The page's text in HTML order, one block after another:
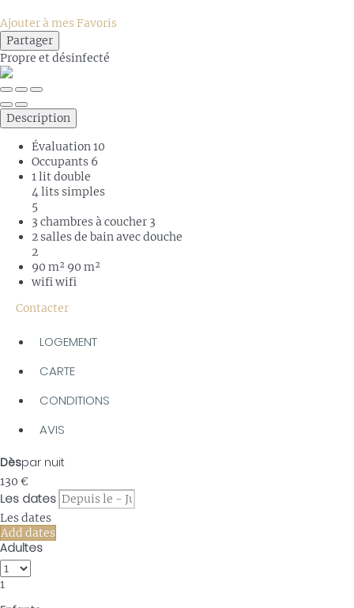
Ajouter à mes Favoris
Partager
Propre et désinfecté
Description
Évaluation10
Occupants 6
1 lit double
4 lits simples
5
3 chambres à coucher 3
2 salles de bain avec douche
2
90 m² 90 m²
wifiwifi
Contacter
LOGEMENT
CARTE
CONDITIONS
AVIS
Dèspar nuit
130 €
Les dates
Les dates
Add dates
Adultes
1